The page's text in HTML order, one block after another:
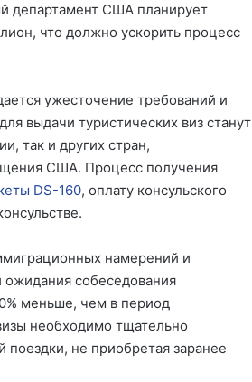
департамент США планирует
что должно ускорить процесс
ужесточение требований и
выдачи туристических виз станут
так и других стран,
США. Процесс получения
DS-160, оплату консульского
намерений и
собеседования
меньше, чем в период
необходимо тщательно
не приобретая заранее